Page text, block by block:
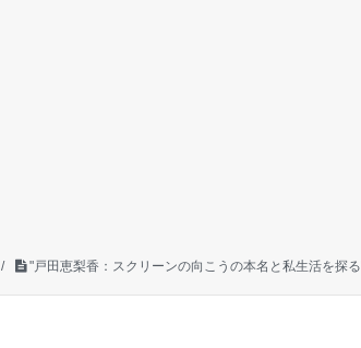
/ "戸田恵梨香：スクリーンの向こうの本名と私生活を探